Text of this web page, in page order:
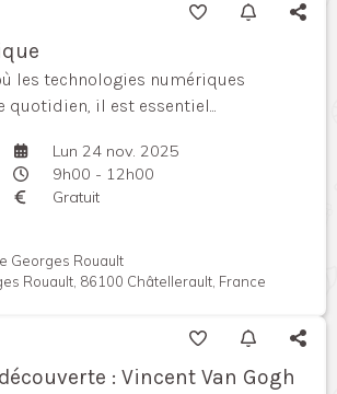
les technologies numériques
quotidien, il est essentiel...
Lun 24 nov. 2025
9h00 - 12h00
Gratuit
Georges Rouault
Rouault, 86100 Châtellerault, France
: Vincent Van Gogh